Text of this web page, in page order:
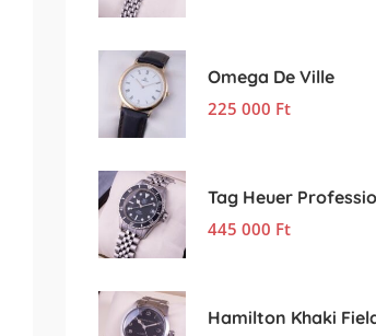
Omega De Ville
225 000 Ft
445 000 Ft